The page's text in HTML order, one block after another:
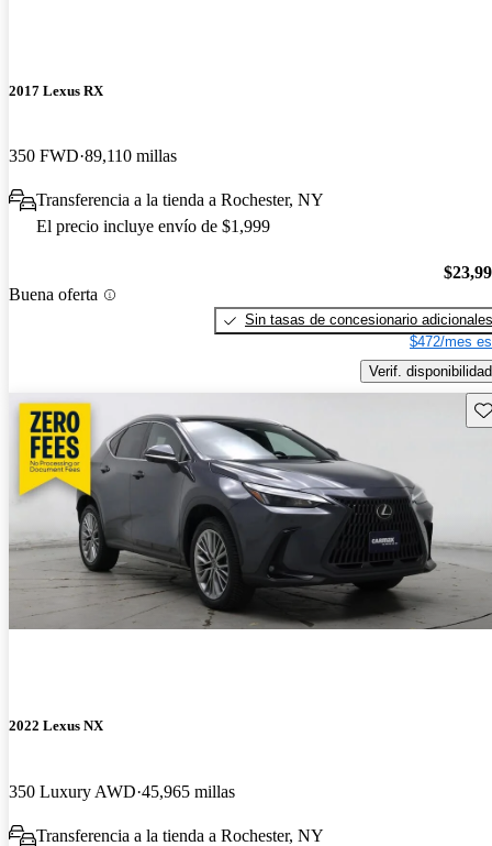
2017 Lexus RX
350 FWD 89,110 millas
Transferencia a la tienda a Rochester, NY
El precio incluye envío de $1,999
Buena oferta
Sin tasas de concesionario adicionales
$472/mes
Verif. disponibilidad
2022 Lexus NX
350 Luxury AWD 45,965 millas
Transferencia a la tienda a Rochester, NY